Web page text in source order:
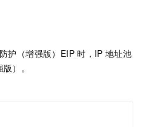
防护（增强版）EIP 时，IP 地址池
）。